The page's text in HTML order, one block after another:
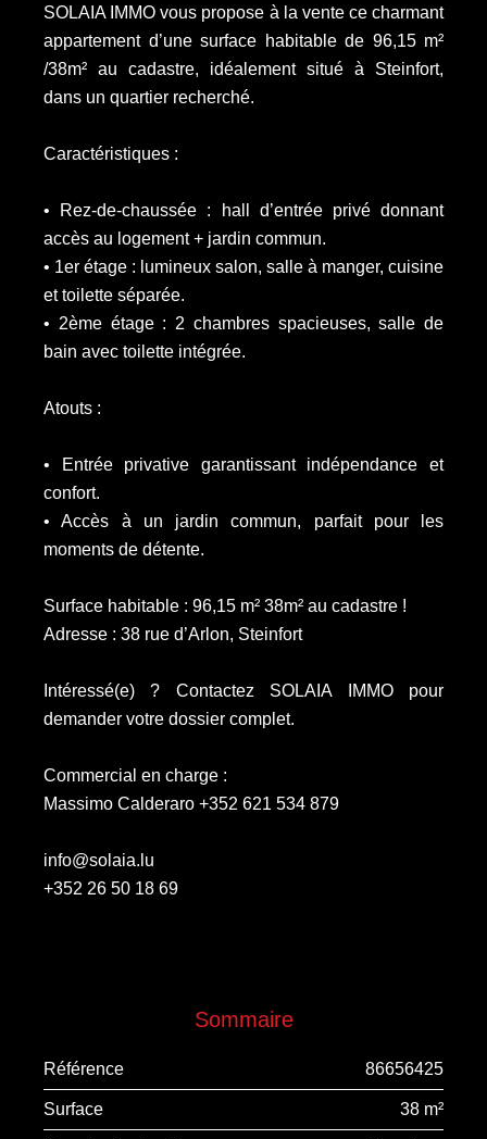
SOLAIA IMMO vous propose à la vente ce charmant
appartement d’une surface habitable de 96,15 m²
/38m² au cadastre, idéalement situé à Steinfort,
dans un quartier recherché.
Caractéristiques :
• Rez-de-chaussée : hall d’entrée privé donnant
accès au logement + jardin commun.
• 1er étage : lumineux salon, salle à manger, cuisine
et toilette séparée.
• 2ème étage : 2 chambres spacieuses, salle de
bain avec toilette intégrée.
Atouts :
• Entrée privative garantissant indépendance et
confort.
• Accès à un jardin commun, parfait pour les
moments de détente.
Surface habitable : 96,15 m² 38m² au cadastre !
Adresse : 38 rue d’Arlon, Steinfort
Intéressé(e) ? Contactez SOLAIA IMMO pour
demander votre dossier complet.
Commercial en charge :
Massimo Calderaro +352 621 534 879
info@solaia.lu
+352 26 50 18 69
Sommaire
Référence 86656425
Surface 38 m²